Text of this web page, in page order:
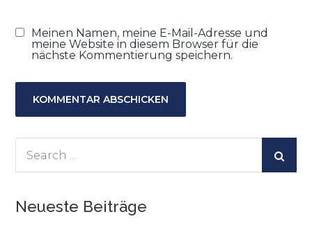
Meinen Namen, meine E-Mail-Adresse und
meine Website in diesem Browser für die
nächste Kommentierung speichern.
Neueste Beiträge